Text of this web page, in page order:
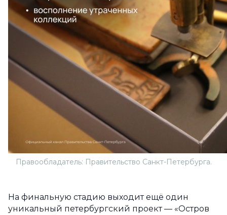
Правообладатель: Правительство Санкт-Петербурга.
На финальную стадию выходит ещё один
уникальный петербургский проект — «Остров